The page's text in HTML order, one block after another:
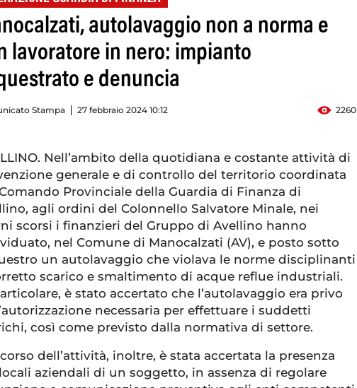
autolavaggio non a norma e
lavoratore in nero: impianto
e denuncia
Stampa 27 febbraio 2024 10:12 2260
Nell’ambito della quotidiana e costante attività di
generale e di controllo del territorio coordinata
Provinciale della Guardia di Finanza di
agli ordini del Colonnello Salvatore Minale, nei
scorsi i finanzieri del Gruppo di Avellino hanno
nel Comune di Manocalzati (AV), e posto sotto
un autolavaggio che violava le norme disciplinanti
scarico e smaltimento di acque reflue industriali.
è stato accertato che l’autolavaggio era privo
necessaria per effettuare i suddetti
così come previsto dalla normativa di settore.
dell’attività, inoltre, è stata accertata la presenza
aziendali di un soggetto, in assenza di regolare